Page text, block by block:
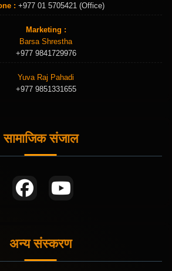
: +977 01 5705421 (Office)
Marketing :
Barsa Shrestha
+977 9841729976
Yuva Raj Pahadi
+977 9851331655
सामाजिक संजाल
अन्य संस्करण